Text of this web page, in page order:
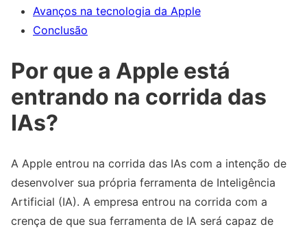
Avanços na tecnologia da Apple
Conclusão
Por que a Apple está
entrando na corrida das
IAs?
A Apple entrou na corrida das IAs com a intenção de
desenvolver sua própria ferramenta de Inteligência
Artificial (IA). A empresa entrou na corrida com a
crença de que sua ferramenta de IA será capaz de